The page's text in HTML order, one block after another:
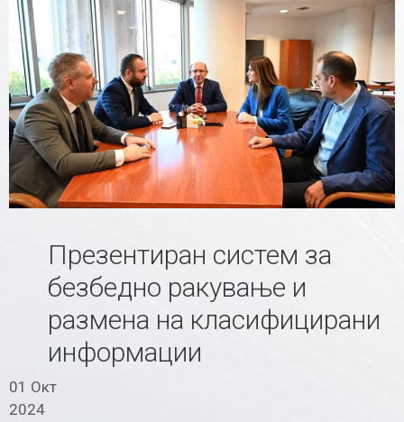
Презентиран систем за
безбедно ракување и
размена на класифицирани
информации
01 Окт
2024